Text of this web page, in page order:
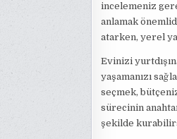
incelemeniz
anlamak
atarken, yerel
Evinizi
yaşamanızı
seçmek,
sürecinin
şekilde